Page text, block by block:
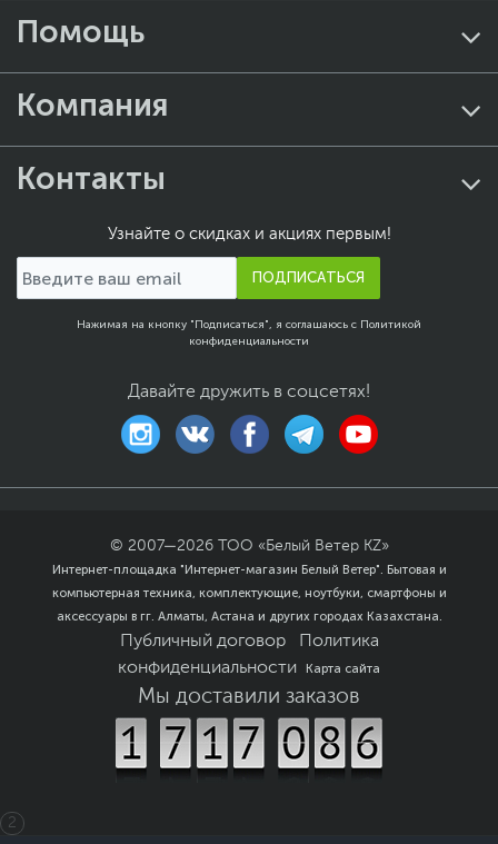
Помощь
Компания
Контакты
Узнайте о скидках и акциях первым!
ПОДПИСАТЬСЯ
Нажимая на кнопку "Подписаться", я соглашаюсь с Политикой
конфиденциальности
Давайте дружить в соцсетях!
© 2007—2026
ТОО «Белый Ветер KZ»
Интернет-площадка "Интернет-магазин Белый Ветер". Бытовая и
компьютерная техника, комплектующие, ноутбуки, смартфоны и
аксессуары в гг. Алматы, Астана и других городах Казахстана.
Публичный договор
Политика
конфиденциальности
Карта сайта
Мы доставили заказов
2